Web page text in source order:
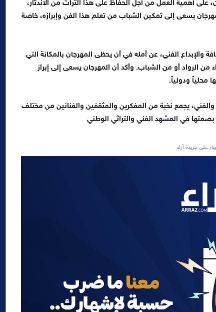
على أهمية العمل من أجل الحفاظ على هذا التراث من الاندثار،
يسعى إلى تمكين الشباب من تعلم هذا الفن وإبرازه، خاصة
الفني، عن أمله في أن يحظى المهرجان بالمكانة التي
الرواد أو من الشباب. وأكد أن المهرجان يسعى إلى إبراز
محلياً ودولياً.
يجمع نخبة من المفكرين والمثقفين والفنانين من مختلف
في المشهد الفني والتراثي الوطني
على جريدة آراء